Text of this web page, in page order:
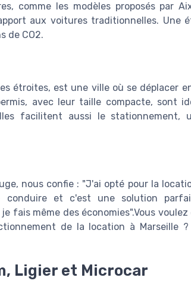
comme les modèles proposés par
aux voitures traditionnelles. Une
de CO2.
étroites, est une ville où se déplacer
avec leur taille compacte, sont
facilitent aussi le stationnement,
nous confie : "J'ai opté pour la
conduire et c'est une solution
fais même des économies".Vous voulez
de la location à Marseille
Ligier et Microcar